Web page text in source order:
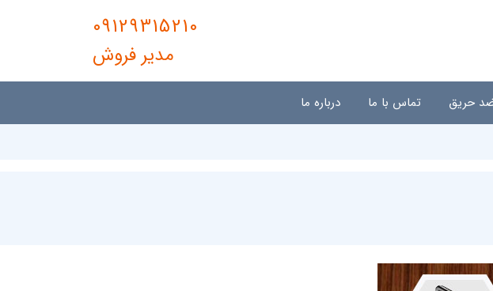
09129315210
مدیر فروش
حریق تماس با ما درباره ما